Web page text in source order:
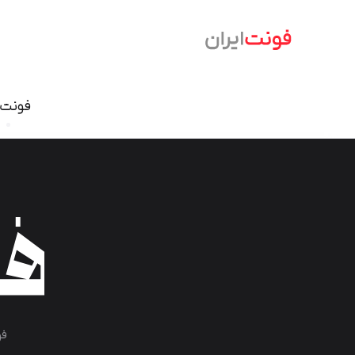
آریا
آهنگ
تحریر
ایران